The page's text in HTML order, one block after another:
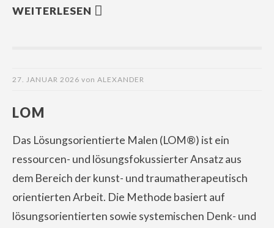
WEITERLESEN
27. JANUAR 2026 von ALEXANDER
LOM
Das Lösungsorientierte Malen (LOM®) ist ein
ressourcen- und lösungsfokussierter Ansatz aus
dem Bereich der kunst- und traumatherapeutisch
orientierten Arbeit. Die Methode basiert auf
lösungsorientierten sowie systemischen Denk- und